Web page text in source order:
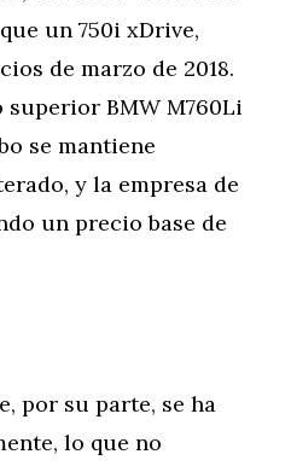
un 750i xDrive,
de marzo de 2018.
BMW M760Li
se mantiene
y la empresa de
un precio base de
por su parte, se ha
lo que no